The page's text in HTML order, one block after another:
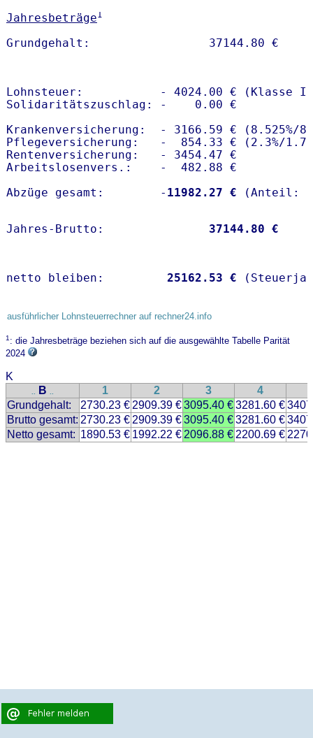
Jahresbeträge1
Lohnsteuer:           - 4024.00 € (Klasse I)
Solidaritätszuschlag: -    0.00 €
Krankenversicherung:  - 3166.59 € (8.525%/
Pflegeversicherung:   -  854.33 € (2.3%/
Rentenversicherung:   - 3454.47 €
Arbeitslosenvers.:    -  482.88 €
Abzüge gesamt:        - 11982.27 €
Jahres-Brutto: 37144.80 €
netto bleiben: 25162.53 €
ausführlicher Lohnsteuerrechner auf rechner24.info
1: die Jahresbeträge beziehen sich auf die ausgewählte Tabelle Parität
2024
K
.. B .. 1 2 3 4
Grundgehalt:
2730.23 € 2909.39 €3095.40 €3281.60 €
Brutto gesamt: 2730.23 € 2909.39 €3095.40 €3281.60 €
Netto gesamt: 1890.53 € 1992.22 € 2096.88 € 2200.69 €